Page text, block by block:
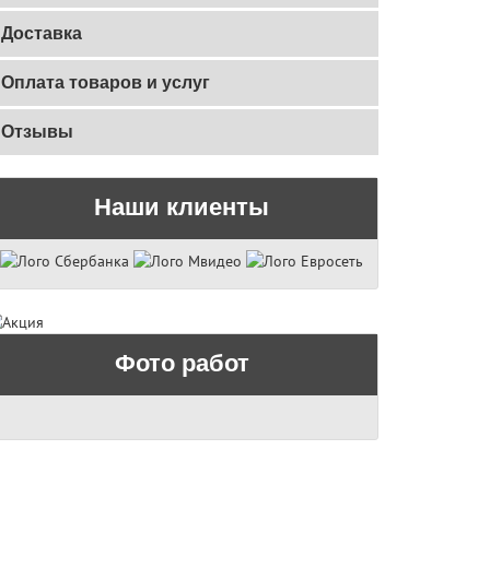
Доставка
Оплата товаров и услуг
Отзывы
Наши клиенты
Фото работ